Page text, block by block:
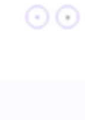
« »